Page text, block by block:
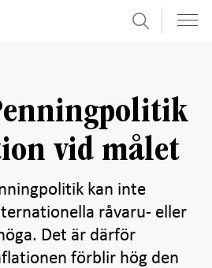
Sök
vid målet
kan inte
råvaru- eller
Det är därför
förblir hög den